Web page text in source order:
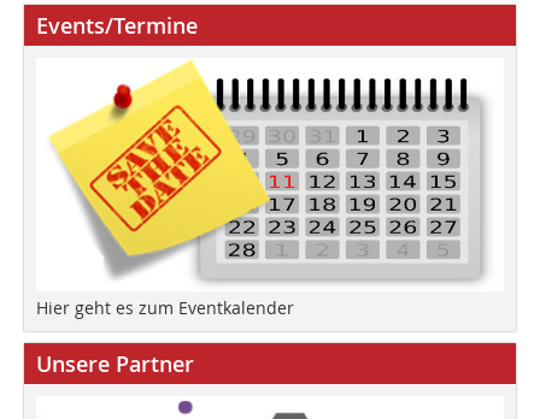
Events/Termine
Hier geht es zum Eventkalender
Unsere Partner